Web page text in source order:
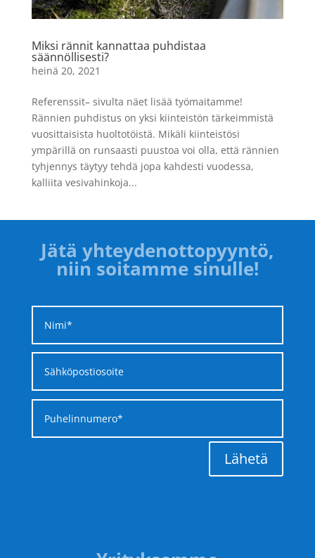
Miksi rännit kannattaa puhdistaa
säännöllisesti?
heinä 20, 2021
Referenssit– sivulta näet lisää työmaitamme!
Rännien puhdistus on yksi kiinteistön tärkeimmistä
vuosittaisista huoltotöistä. Mikäli kiinteistösi
ympärillä on runsaasti puustoa voi olla, että rännien
tyhjennys täytyy tehdä jopa kahdesti vuodessa,
kalliita vesivahinkoja...
Jätä yhteydenottopyyntö,
niin soitamme sinulle!
Lähetä